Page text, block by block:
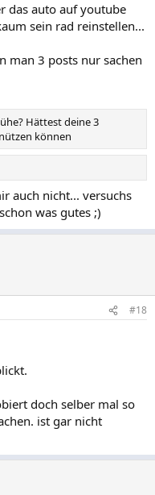
das auto auf youtube
sein rad reinstellen...
man 3 posts nur sachen
Hättest deine 3
können
auch nicht... versuchs
was gutes ;)
#18
doch selber mal so
ist gar nicht